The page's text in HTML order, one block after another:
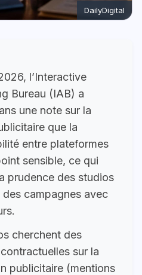
DailyDigital
l’Interactive
Bureau (IAB) a
une note sur la
que la
entre plateformes
sensible, ce qui
prudence des studios
des campagnes avec
cherchent des
sur la
publicitaire (mentions